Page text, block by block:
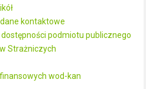
kontaktowe
podmiotu publicznego
Strażniczych
wod-kan